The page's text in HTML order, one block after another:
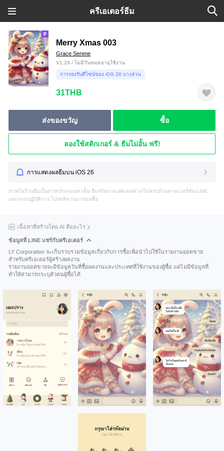
ครีเอเตอร์ธีม
Merry Xmas 003
Grace Serene
V1.29 / ไม่มีวันหมดอายุใช้งาน
การรองรับดีไซน์ของ iOS 26 บางส่วน
31THB
ส่งของขวัญ ซื้อ
ลองใช้สติกเกอร์ & ธีมไม่อั้น ฟรี!
การแสดงผลธีมบน iOS 26
ภาพในร้านธีมเป็นภาพประกอบเท่านั้น ธีมจริงอาจแสดงผลต่าง/ไม่ครบถ้วนตามเวอร์ชัน LINE
และระบบปฏิบัติการ โปรดพิจารณาก่อนซื้อ
เนื้อหาที่สร้างโดย AI คืออะไร
ข้อมูลที่ LINE แชร์กับครีเอเตอร์
LY Corporation จะเก็บรวบรวมข้อมูลเกี่ยวกับการซื้อเพื่อนำไปใช้ในรายงานยอดขาย
สำหรับครีเอเตอร์ผู้สร้างผลงาน
รายงานยอดขายจะมีข้อมูลวันที่ซื้อผลงานและประเทศที่ใช้งานของผู้ซื้อ แต่ไม่มีข้อมูลที่
ทำให้สามารถระบุตัวตนผู้ซื้อได้